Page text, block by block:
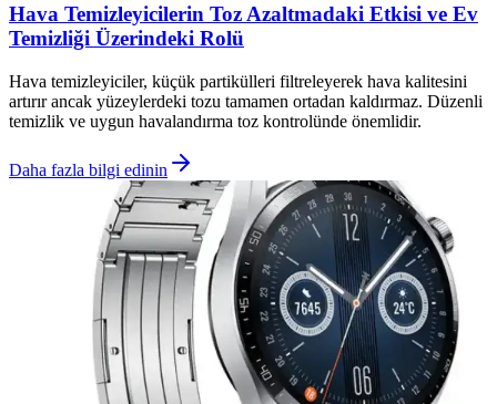
Hava Temizleyicilerin Toz Azaltmadaki Etkisi ve Ev
Temizliği Üzerindeki Rolü
Hava temizleyiciler, küçük partikülleri filtreleyerek hava kalitesini
artırır ancak yüzeylerdeki tozu tamamen ortadan kaldırmaz. Düzenli
temizlik ve uygun havalandırma toz kontrolünde önemlidir.
Daha fazla bilgi edinin